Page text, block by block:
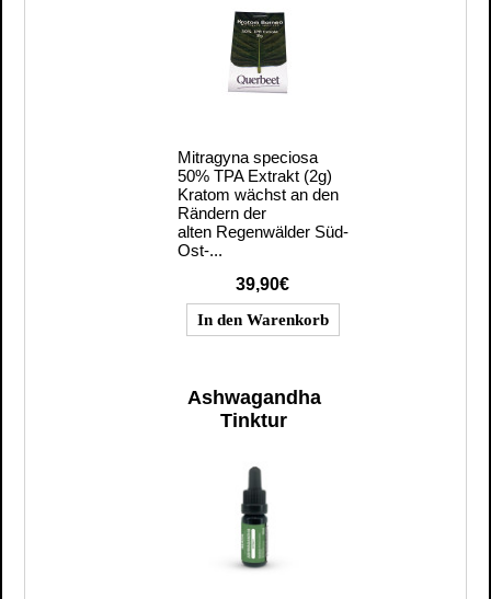
Mitragyna speciosa
50% TPA Extrakt (2g)
Kratom wächst an den
Rändern der
alten Regenwälder Süd-
Ost-...
39,90€
Ashwagandha
Tinktur